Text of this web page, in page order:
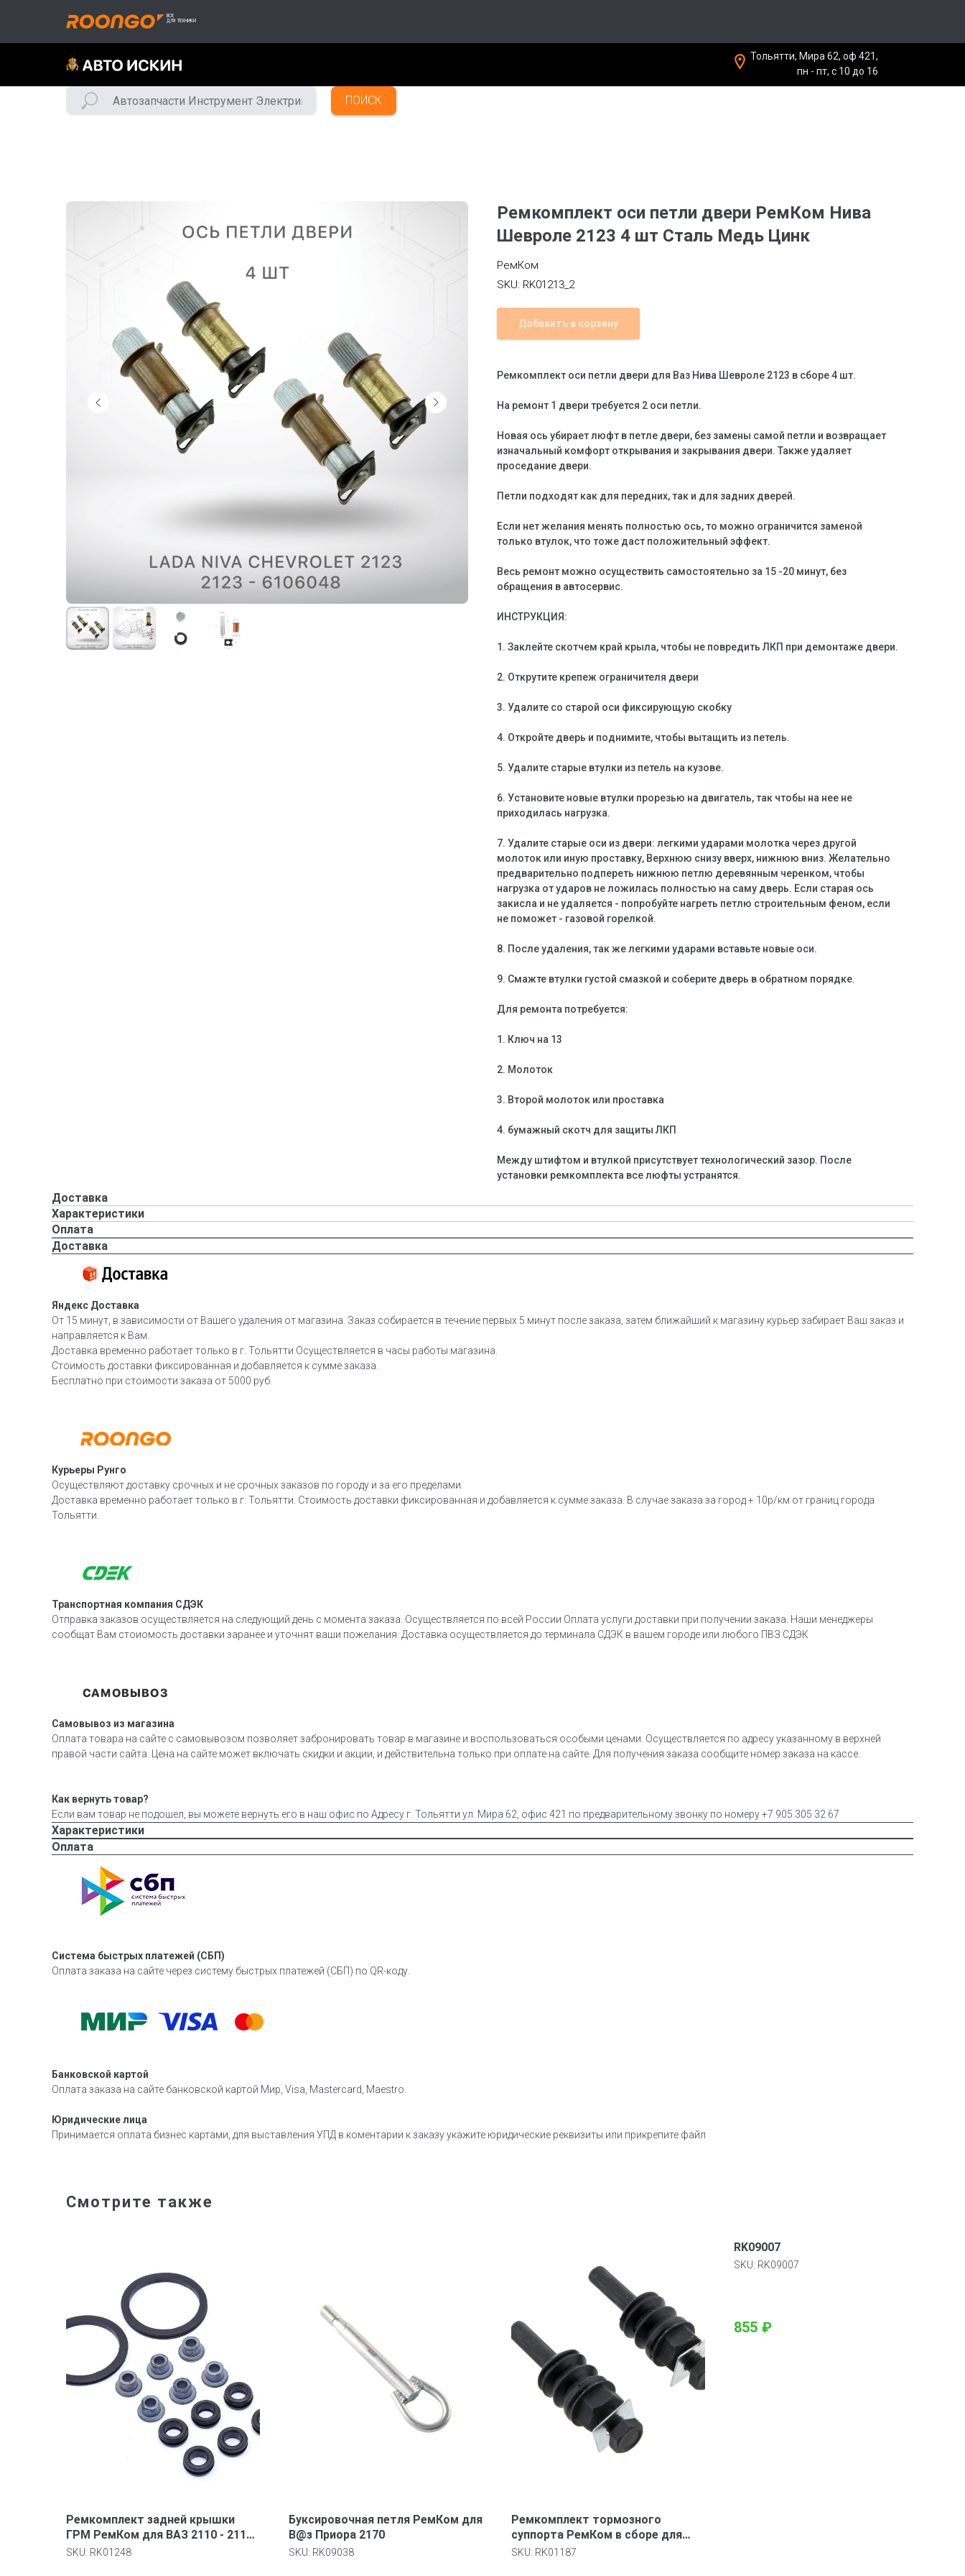
Тольятти, Мира 62, оф 421,
пн - пт, с 10 до 16
ПОИСК
Ремкомплект оси петли двери РемКом Нива
Шевроле 2123 4 шт Сталь Медь Цинк
РемКом
SKU: RK01213_2
Добавить в корзину
Ремкомплект оси петли двери для Ваз Нива Шевроле 2123 в сборе 4 шт.
На ремонт 1 двери требуется 2 оси петли.
Новая ось убирает люфт в петле двери, без замены самой петли и возвращает
изначальный комфорт открывания и закрывания двери. Также удаляет
проседание двери.
Петли подходят как для передних, так и для задних дверей.
Если нет желания менять полностью ось, то можно ограничится заменой
только втулок, что тоже даст положительный эффект.
Весь ремонт можно осуществить самостоятельно за 15 -20 минут, без
обращения в автосервис.
ИНСТРУКЦИЯ:
1. Заклейте скотчем край крыла, чтобы не повредить ЛКП при демонтаже двери.
2. Открутите крепеж ограничителя двери
3. Удалите со старой оси фиксирующую скобку
4. Откройте дверь и поднимите, чтобы вытащить из петель.
5. Удалите старые втулки из петель на кузове.
6. Установите новые втулки прорезью на двигатель, так чтобы на нее не
приходилась нагрузка.
7. Удалите старые оси из двери: легкими ударами молотка через другой
молоток или иную проставку, Верхнюю снизу вверх, нижнюю вниз. Желательно
предварительно подпереть нижнюю петлю деревянным черенком, чтобы
нагрузка от ударов не ложилась полностью на саму дверь. Если старая ось
закисла и не удаляется - попробуйте нагреть петлю строительным феном, если
не поможет - газовой горелкой.
8. После удаления, так же легкими ударами вставьте новые оси.
9. Смажте втулки густой смазкой и соберите дверь в обратном порядке.
Для ремонта потребуется:
1. Ключ на 13
2. Молоток
3. Второй молоток или проставка
4. бумажный скотч для защиты ЛКП
Между штифтом и втулкой присутствует технологический зазор. После
установки ремкомплекта все люфты устранятся.
Доставка
Характеристики
Оплата
Доставка
Яндекс Доставка
От 15 минут, в зависимости от Вашего удаления от магазина. Заказ собирается в течение первых 5 минут после заказа, затем ближайший к магазину курьер забирает Ваш заказ и
направляется к Вам.
Доставка временно работает только в г. Тольятти Осуществляется в часы работы магазина.
Стоимость доставки фиксированная и добавляется к сумме заказа.
Бесплатно при стоимости заказа от 5000 руб.
Курьеры Рунго
Осуществляют доставку срочных и не срочных заказов по городу и за его пределами.
Доставка временно работает только в г. Тольятти. Стоимость доставки фиксированная и добавляется к сумме заказа. В случае заказа за город + 10р/км от границ города
Тольятти.
Транспортная компания СДЭК
Отправка заказов осуществляется на следующий день с момента заказа. Осуществляется по всей России Оплата услуги доставки при получении заказа. Наши менеджеры
сообщат Вам стоиомость доставки заранее и уточнят ваши пожелания. Доставка осуществляется до терминала СДЭК в вашем городе или любого ПВЗ СДЭК
Самовывоз из магазина
Оплата товара на сайте с самовывозом позволяет забронировать товар в магазине и воспользоваться особыми ценами. Осуществляется по адресу указанному в верхней
правой части сайта. Цена на сайте может включать скидки и акции, и действительна только при оплате на сайте. Для получения заказа сообщите номер заказа на кассе.
Как вернуть товар?
Если вам товар не подошел, вы можете вернуть его в наш офис по Адресу г. Тольятти ул. Мира 62, офис 421 по предварительному звонку по номеру +7 905 305 32 67
Характеристики
Оплата
Система быстрых платежей (СБП)
Оплата заказа на сайте через систему быстрых платежей (СБП) по QR-коду.
Банковской картой
Оплата заказа на сайте банковской картой Мир, Visa, Mastercard, Maestro.
Юридические лица
Принимается оплата бизнес картами, для выставления УПД в коментарии к заказу укажите юридические реквизиты или прикрепите файл
Смотрите также
Ремкомплект задней крышки
ГРМ РемКом для ВАЗ 2110 - 2112
(16 кл. 1.5л.)
SKU: RK01248
Буксировочная петля РемКом для
В@з Приора 2170
SKU: RK09038
Ремкомплект тормозного
суппорта РемКом в сборе для
ВАЗ 2108-21099 с пыльником 2 шт
SKU: RK01187
RK09007
SKU: RK09007
855 ₽